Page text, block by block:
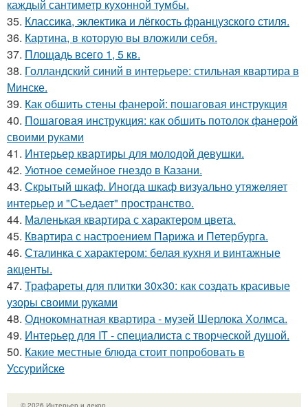
каждый сантиметр кухонной тумбы.
35. Классика, эклектика и лёгкость французского стиля.
36. Картина, в которую вы вложили себя.
37. Площадь всего 1, 5 кв.
38. Голландский синий в интерьере: стильная квартира в
Минске.
39. Как обшить стены фанерой: пошаговая инструкция
40. Пошаговая инструкция: как обшить потолок фанерой
своими руками
41. Интерьер квартиры для молодой девушки.
42. Уютное семейное гнездо в Казани.
43. Скрытый шкаф. Иногда шкаф визуально утяжеляет
интерьер и "Съедает" пространство.
44. Маленькая квартира с характером цвета.
45. Квартира с настроением Парижа и Петербурга.
46. Сталинка с характером: белая кухня и винтажные
акценты.
47. Трафареты для плитки 30х30: как создать красивые
узоры своими руками
48. Однокомнатная квартира - музей Шерлока Холмса.
49. Интерьер для IT - специалиста с творческой душой.
50. Какие местные блюда стоит попробовать в
Уссурийске
© 2026 Интерьер и декор